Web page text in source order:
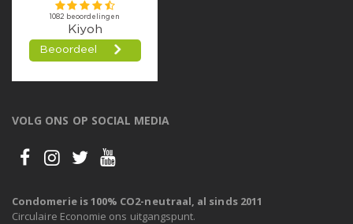
VOLG ONS OP SOCIAL MEDIA
Condomerie is 100% CO2-neutraal, al sinds 2011
Circulaire Economie ons uitgangspunt.